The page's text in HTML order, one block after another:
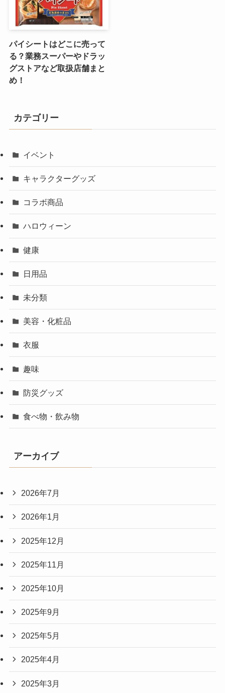
パイシートはどこに売って
る？業務スーパーやドラッ
グストアなど取扱店舗まと
め！
カテゴリー
イベント
キャラクターグッズ
コラボ商品
ハロウィーン
健康
日用品
未分類
美容・化粧品
衣服
趣味
防災グッズ
食べ物・飲み物
アーカイブ
2026年7月
2026年1月
2025年12月
2025年11月
2025年10月
2025年9月
2025年5月
2025年4月
2025年3月